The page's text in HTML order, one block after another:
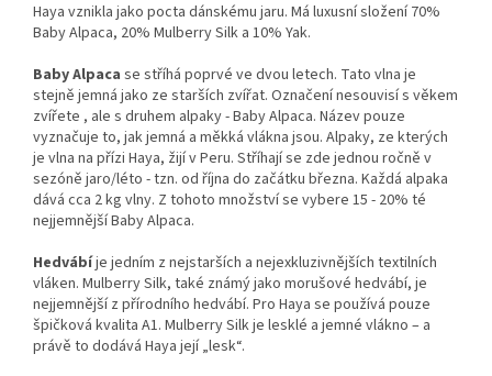
Haya vznikla jako pocta dánskému jaru. Má luxusní složení 70%
Baby Alpaca, 20% Mulberry Silk a 10% Yak.
Baby Alpaca se stříhá poprvé ve dvou letech. Tato vlna je
stejně jemná jako ze starších zvířat. Označení nesouvisí s věkem
zvířete , ale s druhem alpaky - Baby Alpaca. Název pouze
vyznačuje to, jak jemná a měkká vlákna jsou. Alpaky, ze kterých
je vlna na přízi Haya, žijí v Peru. Stříhají se zde jednou ročně v
sezóně jaro/léto - tzn. od října do začátku března. Každá alpaka
dává cca 2 kg vlny. Z tohoto množství se vybere 15 - 20% té
nejjemnější Baby Alpaca.
Hedvábíje jedním z nejstarších a nejexkluzivnějších textilních
vláken. Mulberry Silk, také známý jako morušové hedvábí, je
nejjemnější z přírodního hedvábí. Pro Haya se používá pouze
špičková kvalita A1. Mulberry Silk je lesklé a jemné vlákno – a
právě to dodává Haya její „lesk“.